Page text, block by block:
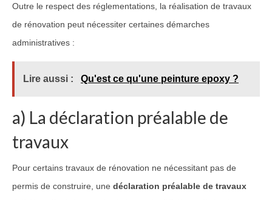
Outre le respect des réglementations, la réalisation de travaux
de rénovation peut nécessiter certaines démarches
administratives :
Lire aussi : Qu'est ce qu'une peinture epoxy ?
a) La déclaration préalable de
travaux
Pour certains travaux de rénovation ne nécessitant pas de
permis de construire, une déclaration préalable de travaux